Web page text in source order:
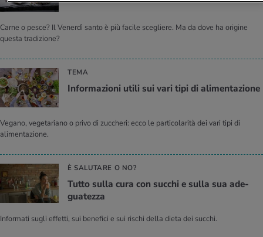
Carne o pesce? Il Venerdì santo è più facile scegliere. Ma da dove ha origine
questa tradizione?
TEMA
In­for­ma­zio­ni utili sui vari tipi di ali­men­ta­zio­ne
Vegano, vegetariano o privo di zuccheri: ecco le particolarità dei vari tipi di
alimentazione.
È SALUTARE O NO?
Tutto sulla cura con suc­chi e sulla sua ade­
gua­tez­za
Informati sugli effetti, sui benefici e sui rischi della dieta dei succhi.